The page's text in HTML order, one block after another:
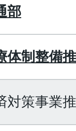
部
体制整備
対策事業